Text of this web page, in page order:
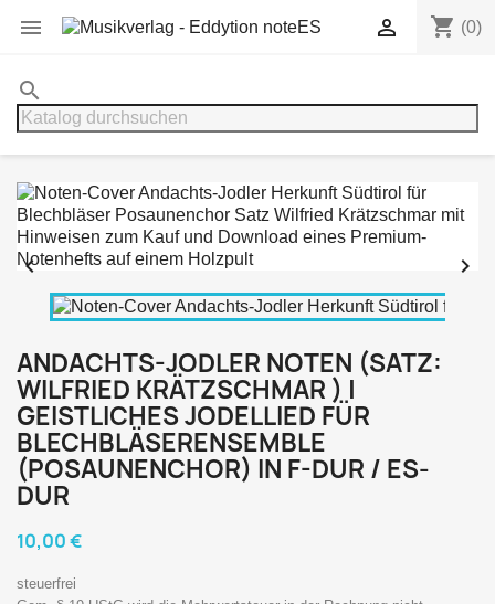
 shopping_cart (0)

search
 
ANDACHTS-JODLER NOTEN (SATZ:
WILFRIED KRÄTZSCHMAR ) |
GEISTLICHES JODELLIED FÜR
BLECHBLÄSERENSEMBLE
(POSAUNENCHOR) IN F-DUR / ES-
DUR
10,00 €
steuerfrei